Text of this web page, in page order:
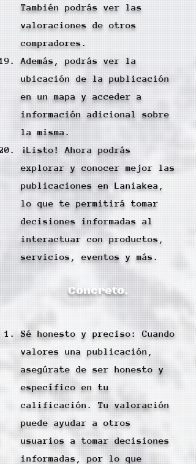
También podrás ver las
valoraciones de otros
compradores.
Además, podrás ver la
ubicación de la publicación
en un mapa y acceder a
información adicional sobre
la misma.
¡Listo! Ahora podrás
explorar y conocer mejor las
publicaciones en Laniakea,
lo que te permitirá tomar
decisiones informadas al
interactuar con productos,
servicios, eventos y más.
Concreto.
Sé honesto y preciso: Cuando
valores una publicación,
asegúrate de ser honesto y
específico en tu
calificación. Tu valoración
puede ayudar a otros
usuarios a tomar decisiones
informadas, por lo que